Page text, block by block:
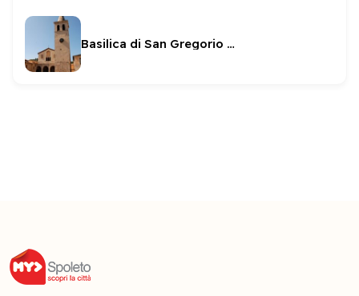
Basilica di San Gregorio Maggiore